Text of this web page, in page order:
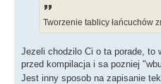
Tworzenie tablicy łańcuchów
Jezeli chodzilo Ci o ta porade, to
przed kompilacja i sa pozniej
Jest inny sposob na zapisanie